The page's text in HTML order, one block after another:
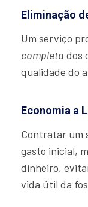
Eliminação
Um serviço
completa dos
qualidade do
Economia a
Contratar um
gasto inicial,
dinheiro,
vida útil da